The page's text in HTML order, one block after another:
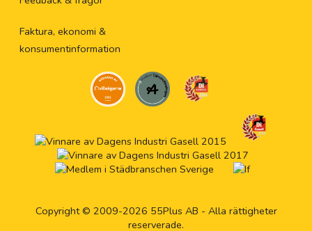
Faktura, ekonomi &
konsumentinformation
Copyright © 2009-2026 55Plus AB - Alla rättigheter
reserverade.